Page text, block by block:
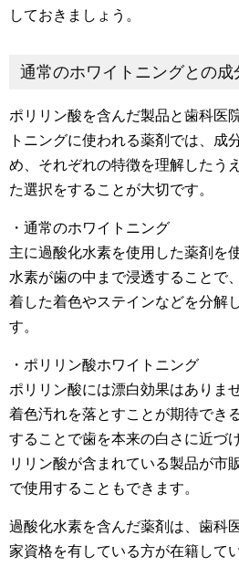
しておきましょう。
通常のホワイトニングとの成
ポリリン酸を含んだ製品と歯科医
トニングに使われる薬剤では、成
め、それぞれの特徴を理解したう
た選択をすることが大切です。
・通常のホワイトニング
主に過酸化水素を使用した薬剤を
水素が歯の中まで浸透することで
着した着色やステインなどを分解
す。
・ポリリン酸ホワイトニング
ポリリン酸には漂白効果はありま
着色汚れを落とすことが期待でき
することで歯を本来の白さに近づ
リリン酸が含まれている製品が市
で使用することもできます。
過酸化水素を含んだ薬剤は、歯科
家資格を有している方が在籍して